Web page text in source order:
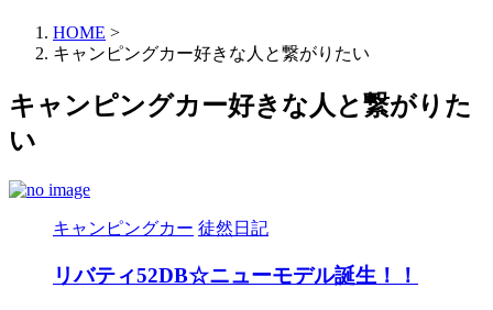
HOME >
キャンピングカー好きな人と繋がりたい
キャンピングカー好きな人と繋がりた
い
キャンピングカー 徒然日記
リバティ52DB☆ニューモデル誕生！！